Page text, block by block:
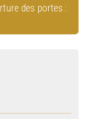
des portes :